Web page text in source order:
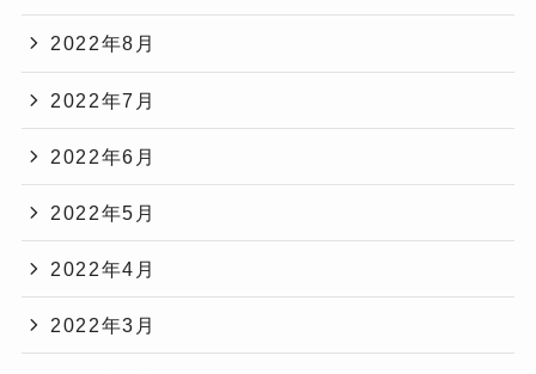
2022年8月
2022年7月
2022年6月
2022年5月
2022年4月
2022年3月